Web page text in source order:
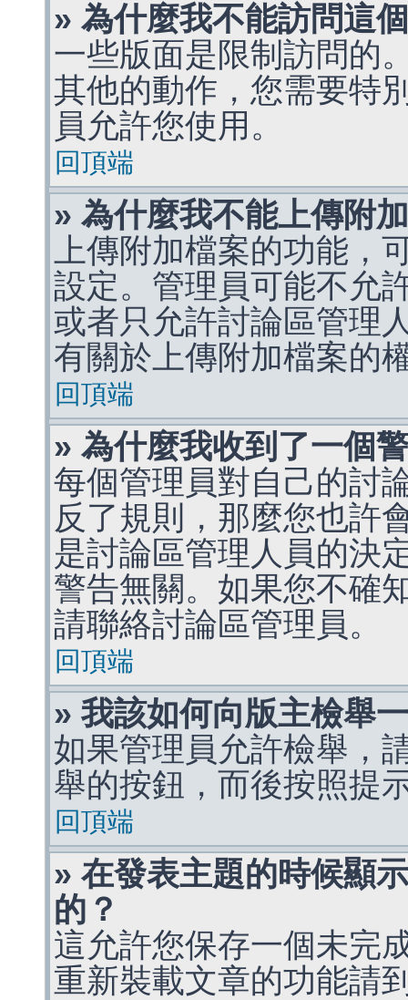
» 為什麼我不能訪問這
一些版面是限制訪問的
其他的動作，您需要特
員允許您使用。
回頂端
» 為什麼我不能上傳附
上傳附加檔案的功能，
設定。管理員可能不允
或者只允許討論區管理
有關於上傳附加檔案的
回頂端
» 為什麼我收到了一個
每個管理員對自己的討
反了規則，那麼您也許
是討論區管理人員的決
警告無關。如果您不確
請聯絡討論區管理員。
回頂端
» 我該如何向版主檢舉
如果管理員允許檢舉，
舉的按鈕，而後按照提
回頂端
» 在發表主題的時候顯
的？
這允許您保存一個未完
重新裝載文章的功能請